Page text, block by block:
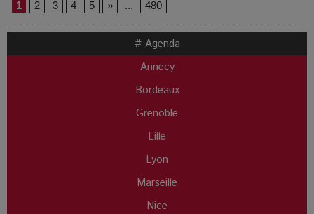
1 2 3 4 5 » ... 480
# Agenda
Annecy
Bordeaux
Grenoble
Lille
Lyon
Marseille
Nice